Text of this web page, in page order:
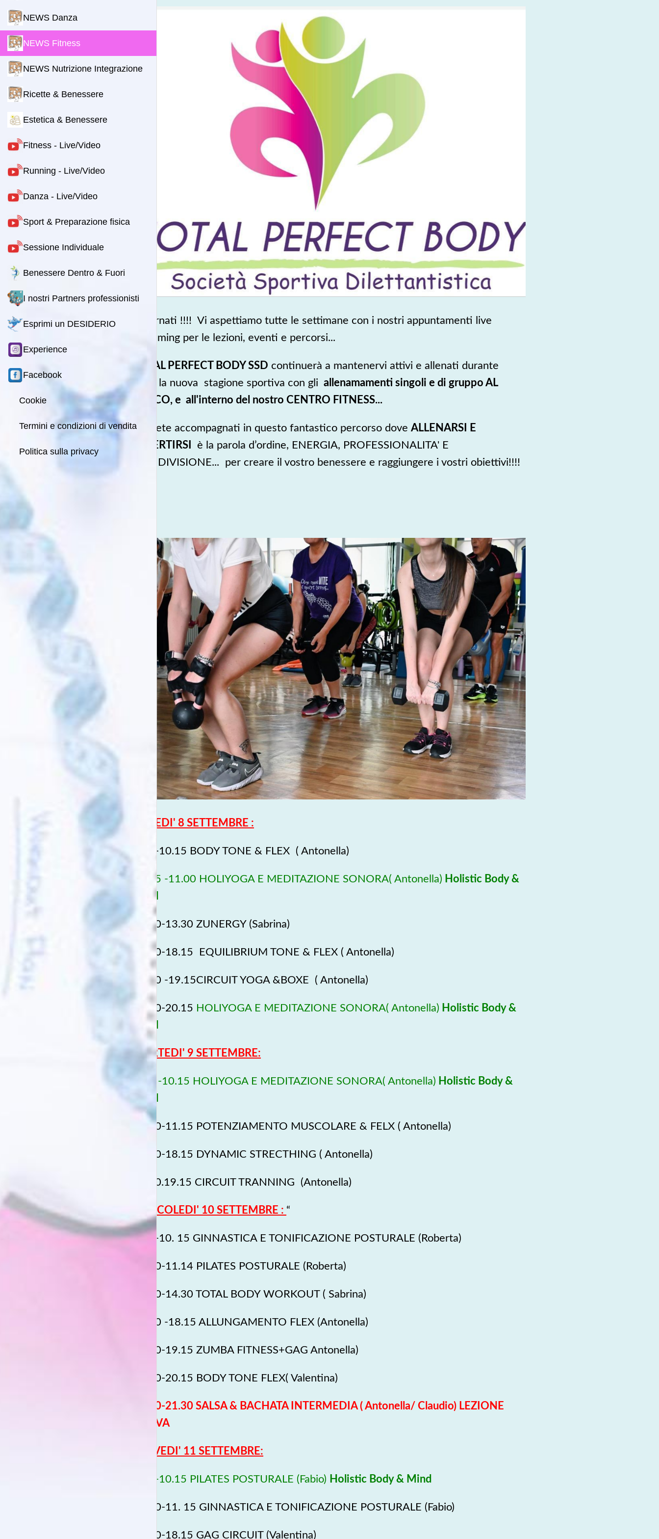
NEWS Danza
NEWS Fitness
NEWS Nutrizione Integrazione
Ricette & Benessere
Estetica & Benessere
Fitness - Live/Video
Running - Live/Video
Danza - Live/Video
Sport & Preparazione fisica
Sessione Individuale
Benessere Dentro & Fuori
I nostri Partners professionisti
Esprimi un DESIDERIO
Experience
Facebook
Cookie
Termini e condizioni di vendita
Politica sulla privacy
entornati !!!! Vi aspettiamo tutte le settimane con i nostri appuntamenti live
streaming per le lezioni, eventi e percorsi...
TOTAL PERFECT BODY SSD continuerà a mantenervi attivi e allenati durante
tutta la nuova stagione sportiva con gli allenamamenti singoli e di gruppo AL
PARCO, e all'interno del nostro CENTRO FITNESS...
Verrete accompagnati in questo fantastico percorso dove ALLENARSI E
DIVERTIRSI
è la parola d’ordine, ENERGIA, PROFESSIONALITA' E
CONDIVISIONE... per creare il vostro benessere e raggiungere i vostri obiettivi!!!!
LUNEDI' 8 SETTEMBRE :
9.30-10.15 BODY TONE & FLEX ( Antonella)
10.15 -11.00 HOLIYOGA E MEDITAZIONE SONORA( Antonella) Holistic Body &
Mind
12.30-13.30 ZUNERGY (Sabrina)
17.30-18.15 EQUILIBRIUM TONE & FLEX ( Antonella)
18.30 -19.15CIRCUIT YOGA &BOXE ( Antonella)
19.30-20.15 HOLIYOGA E MEDITAZIONE SONORA( Antonella) Holistic Body &
MARTEDI' 9 SETTEMBRE:
9.30 -10.15 HOLIYOGA E MEDITAZIONE SONORA( Antonella) Holistic Body &
10.30-11.15 POTENZIAMENTO MUSCOLARE & FELX ( Antonella)
17.30-18.15 DYNAMIC STRECTHING ( Antonella)
18.30.19.15 CIRCUIT TRANNING (Antonella)
MERCOLEDI' 10 SETTEMBRE : “
9.30-10. 15 GINNASTICA E TONIFICAZIONE POSTURALE (Roberta)
10.30-11.14 PILATES POSTURALE (Roberta)
13.30-14.30 TOTAL BODY WORKOUT ( Sabrina)
17.30 -18.15 ALLUNGAMENTO FLEX (Antonella)
18.30-19.15 ZUMBA FITNESS+GAG Antonella)
19.30-20.15 BODY TONE FLEX( Valentina)
20.30-21.30 SALSA & BACHATA INTERMEDIA ( Antonella/ Claudio) LEZIONE
PROVA
GIOVEDI' 11 SETTEMBRE:
9.30-10.15 PILATES POSTURALE (Fabio) Holistic Body & Mind
10.30-11. 15 GINNASTICA E TONIFICAZIONE POSTURALE (Fabio)
17.30-18.15 GAG CIRCUIT (Valentina)